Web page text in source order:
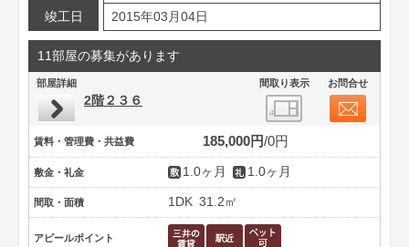
竣工日 2015年03月04日
11部屋の募集があります
部屋詳細 間取り表示 お問合せ
2階２３６
賃料・管理費・共益費 185,000円 0円
敷金・礼金 1.0ヶ月 1.0ヶ月
間取・面積 1DK 31.2㎡
アピールポイント